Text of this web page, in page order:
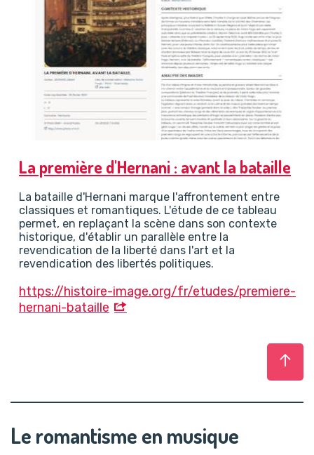
La première d'Hernani : avant la bataille
La bataille d'Hernani marque l'affrontement entre
classiques et romantiques. L'étude de ce tableau
permet, en replaçant la scène dans son contexte
historique, d'établir un parallèle entre la
revendication de la liberté dans l'art et la
revendication des libertés politiques.
https://histoire-image.org/fr/etudes/premiere-
hernani-bataille
Le romantisme en musique